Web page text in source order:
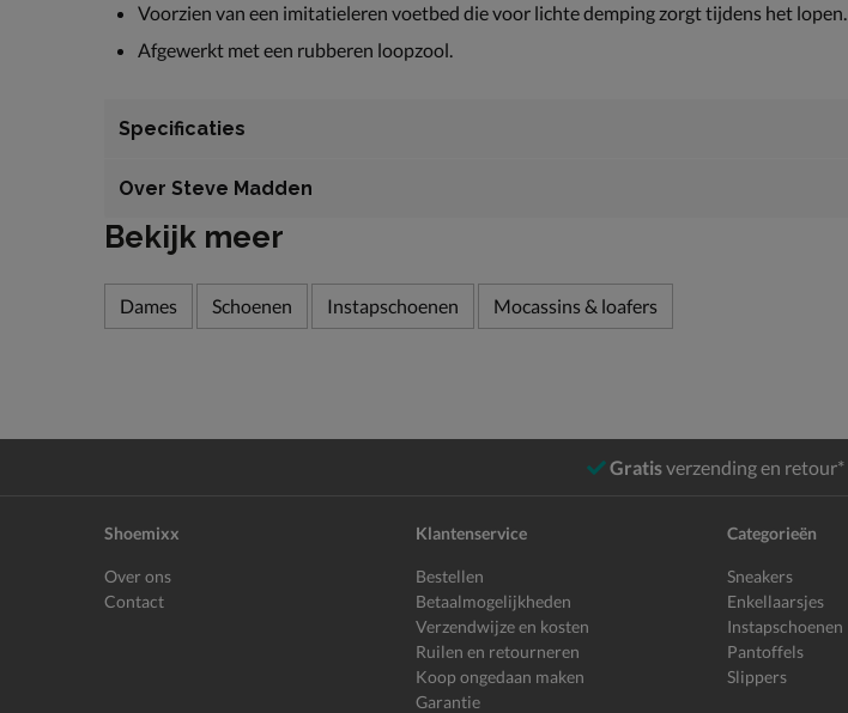
Voorzien van een imitatieleren voetbed die voor lichte demping zorgt tijdens het lopen.
Afgewerkt met een rubberen loopzool.
Specificaties
Over Steve Madden
Bekijk meer
Dames Schoenen Instapschoenen Mocassins & loafers
Gratisverzending en retour*
Shoemixx
Over ons
Contact
Klantenservice
Bestellen
Betaalmogelijkheden
Verzendwijze en kosten
Ruilen en retourneren
Koop ongedaan maken
Garantie
Categorieën
Sneakers
Enkellaarsjes
Instapschoenen
Pantoffels
Slippers